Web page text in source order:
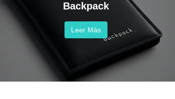
Backpack
Leer Más